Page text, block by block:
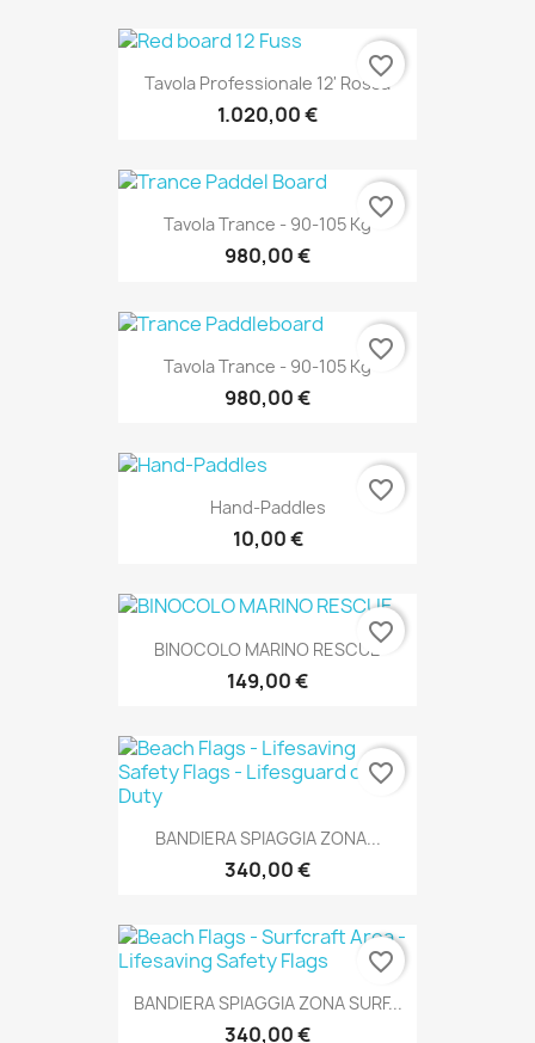
Tavola Professionale 12' Rossa
1.020,00 €
favorite_border
Tavola Trance - 90-105 Kg
980,00 €
favorite_border
Tavola Trance - 90-105 Kg
980,00 €
favorite_border
Hand-Paddles
10,00 €
favorite_border
BINOCOLO MARINO RESCUE
149,00 €
favorite_border
BANDIERA SPIAGGIA ZONA...
340,00 €
favorite_border
BANDIERA SPIAGGIA ZONA SURF...
340,00 €
favorite_border